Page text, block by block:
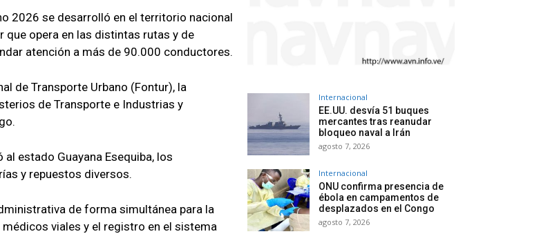
2026 se desarrolló en el territorio nacional
opera en las distintas rutas y de
atención a más de 90.000 conductores.
de Transporte Urbano (Fontur), la
de Transporte e Industrias y
estado Guayana Esequiba, los
y repuestos diversos.
de forma simultánea para la
viales y el registro en el sistema
Internacional
EE.UU. desvía 51 buques
mercantes tras reanudar
bloqueo naval a Irán
agosto 7, 2026
Internacional
ONU confirma presencia de
ébola en campamentos de
desplazados en el Congo
agosto 7, 2026